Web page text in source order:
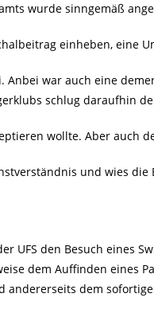
wurde sinngemäß
einheben, eine
Anbei war auch eine
schlug daraufhin
wollte. Aber auch
und wies die
UFS den Besuch eines
dem Auffinden eines
andererseits dem